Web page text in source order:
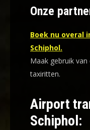
Onze
Boek nu overal
Schiphol.
Maak gebruik
taxiritten.
Airport
Schiphol: